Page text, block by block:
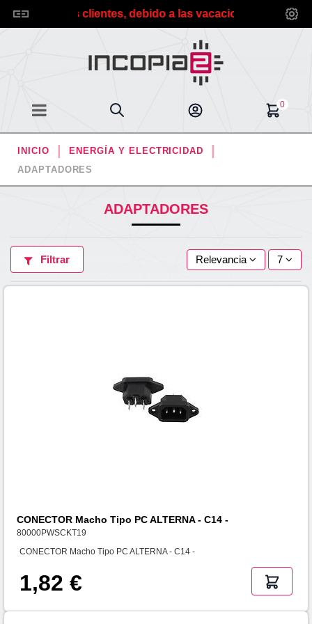
clientes, debido a las vacaciones de verano
0
INICIO
ENERGÍA Y ELECTRICIDAD
ADAPTADORES
ADAPTADORES
Filtrar Relevancia 7
CONECTOR Macho Tipo PC ALTERNA - C14 -
80000PWSCKT19
CONECTOR Macho Tipo PC ALTERNA - C14 -
1,82 €